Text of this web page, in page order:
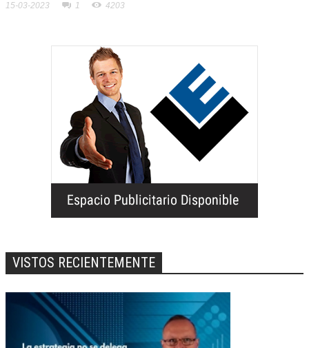
15-03-2023 1 4203
VISTOS RECIENTEMENTE